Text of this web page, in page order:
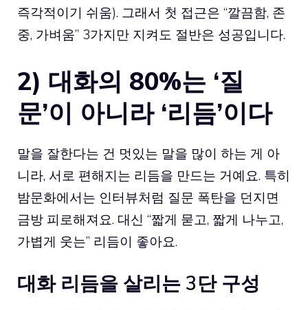
즉각적이기 쉬움). 그래서 첫 접근은 “깔끔함, 존
중, 가벼움” 3가지만 지켜도 절반은 성공입니다.
2) 대화의 80%는 ‘질
문’이 아니라 ‘리듬’이다
말을 잘한다는 건 멋있는 말을 많이 하는 게 아
니라, 서로 편해지는 리듬을 만드는 거예요. 특히
밤문화에서는 인터뷰처럼 질문 폭탄을 던지면
금방 피로해져요. 대신 “짧게 묻고, 짧게 나누고,
가볍게 웃는” 리듬이 좋아요.
대화 리듬을 살리는 3단 구성